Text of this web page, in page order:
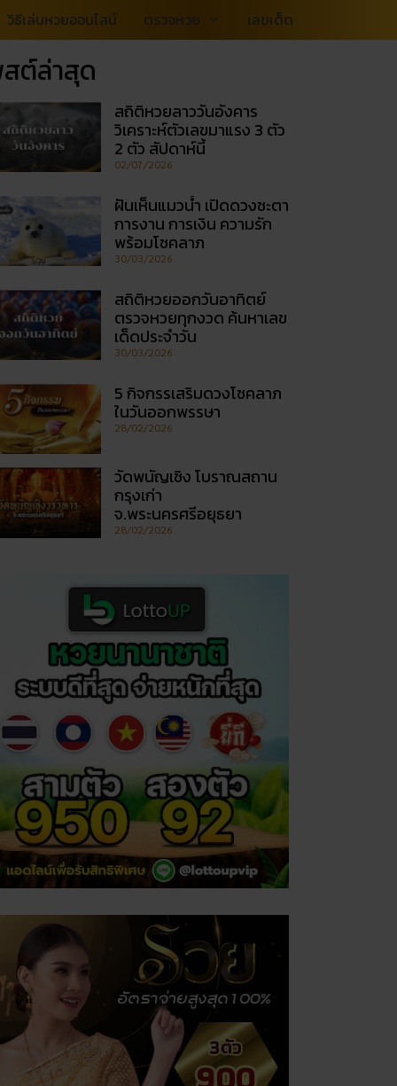
วิธีเล่นหวยออนไลน์ ตรวจหวย เลขเด็ด
ต์ล่าสุด
สถิติหวยลาววันอังคาร
วิเคราะห์ตัวเลขมาแรง 3 ตัว
2 ตัว สัปดาห์นี้
02/07/2026
ฝันเห็นแมวน้ำ เปิดดวงชะตา
การงาน การเงิน ความรัก
พร้อมโชคลาภ
30/03/2026
สถิติหวยออกวันอาทิตย์
ตรวจหวยทุกงวด ค้นหาเลข
เด็ดประจำวัน
30/03/2026
5 กิจกรรเสริมดวงโชคลาภ
ในวันออกพรรษา
28/02/2026
วัดพนัญเชิง โบราณสถาน
กรุงเก่า
จ.พระนครศรีอยุธยา
28/02/2026